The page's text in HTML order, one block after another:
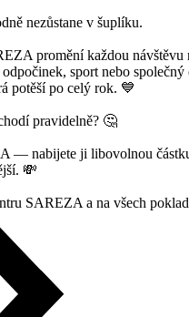
nezůstane v šuplíku.
promění každou návštěvu
sport nebo společný
potěší po celý rok. 💙
pravidelně? 🤔
— nabijete ji libovolnou
💸
SAREZA a na všech